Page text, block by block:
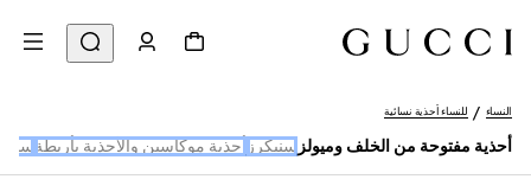
النساء للنساء أحذية نسائية
أحذية مفتوحة من الخلف وميولز سنيكرز أحذية موكاسين والأحذية بأربطة